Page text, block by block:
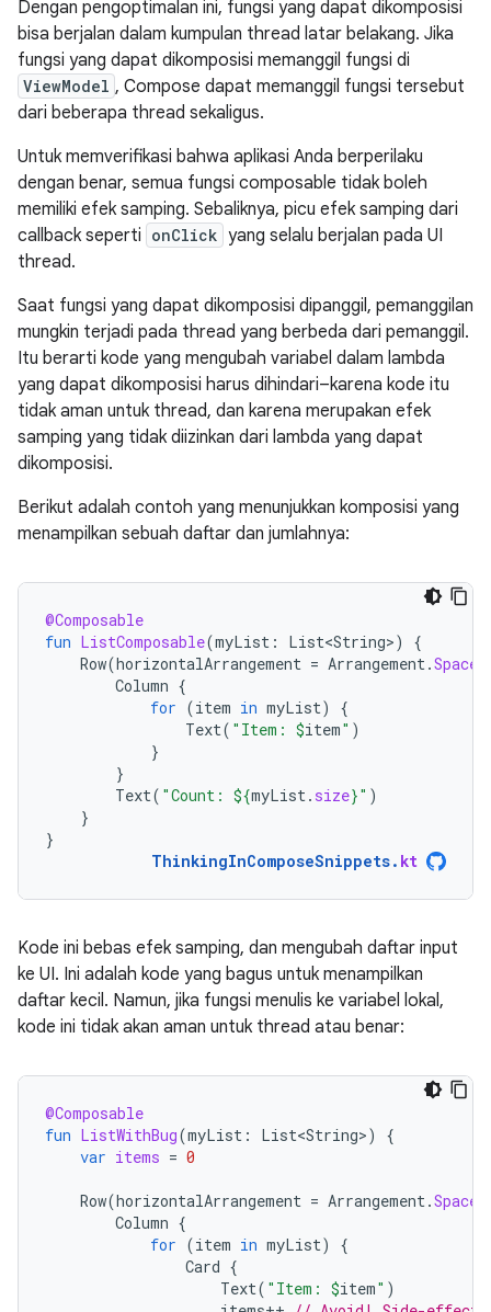
Dengan pengoptimalan ini, fungsi yang dapat dikomposisi
bisa berjalan dalam kumpulan thread latar belakang. Jika
fungsi yang dapat dikomposisi memanggil fungsi di
ViewModel , Compose dapat memanggil fungsi tersebut
dari beberapa thread sekaligus.
Untuk memverifikasi bahwa aplikasi Anda berperilaku
dengan benar, semua fungsi composable tidak boleh
memiliki efek samping. Sebaliknya, picu efek samping dari
callback seperti onClick yang selalu berjalan pada UI
thread.
Saat fungsi yang dapat dikomposisi dipanggil, pemanggilan
mungkin terjadi pada thread yang berbeda dari pemanggil.
Itu berarti kode yang mengubah variabel dalam lambda
yang dapat dikomposisi harus dihindari–karena kode itu
tidak aman untuk thread, dan karena merupakan efek
samping yang tidak diizinkan dari lambda yang dapat
dikomposisi.
Berikut adalah contoh yang menunjukkan komposisi yang
menampilkan sebuah daftar dan jumlahnya:
@Composable
fun ListComposable(myList : List<String>)
{
Row(horizontalArrangement = Arrangement.
Column {
for (item in myList)
{
Text( "Item: $item" )
}
}
Text( "Count: ${myList. size}" )
}
}
ThinkingInComposeSnippets. kt
Kode ini bebas efek samping, dan mengubah daftar input
ke UI. Ini adalah kode yang bagus untuk menampilkan
daftar kecil. Namun, jika fungsi menulis ke variabel lokal,
kode ini tidak akan aman untuk thread atau benar:
@Composable
fun ListWithBug(myList : List<String>)
{
var items = 0
Row(horizontalArrangement = Arrangement.
Column {
for (item in myList)
{
Card {
Text( "Item: $item" )